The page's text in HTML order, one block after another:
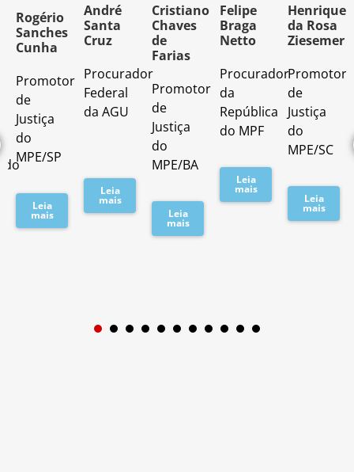
Rogério
Sanches
Cunha
Promotor
de
Justiça
do
MPE/SP
Leia
mais
André
Santa
Cruz
Procurador
Federal
da AGU
Leia
mais
Cristiano
Chaves
de
Farias
Promotor
de
Justiça
do
MPE/BA
Leia
mais
Felipe
Braga
Netto
Procurador
da
República
do MPF
Leia
mais
Henrique
da Rosa
Ziesemer
Promotor
de
Justiça
do
MPE/SC
Leia
mais
1 2 3